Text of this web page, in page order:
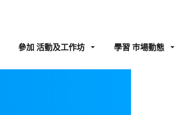
參加 活動及工作坊 學習 巿場動態